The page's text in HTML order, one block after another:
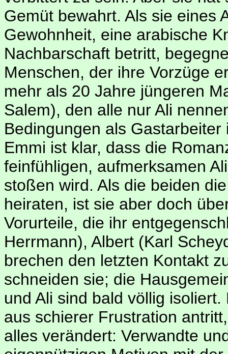
Gemüt bewahrt. Als sie eines
Gewohnheit, eine arabische
Nachbarschaft betritt,
Menschen, der ihre Vorzüge
mehr als 20 Jahre jüngeren
Salem), den alle nur Ali
Bedingungen als
Emmi ist klar, dass die
feinfühligen, aufmerksamen
stoßen wird. Als die beiden
heiraten, ist sie aber doch
Vorurteile, die ihr
Herrmann), Albert (Karl
brechen den letzten Kontakt
schneiden sie; die
und Ali sind bald völlig
aus schierer Frustration
alles verändert: Verwandte